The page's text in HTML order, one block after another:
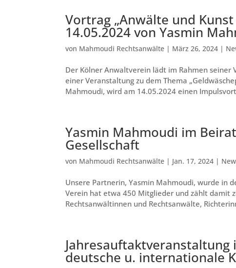
Vortrag „Anwälte und
14.05.2024 von Yasmin
von Mahmoudi Rechtsanwälte | März 26, 2024 |
Der Kölner Anwaltverein lädt im Rahmen seiner
einer Veranstaltung zu dem Thema
Mahmoudi, wird am 14.05.2024 einen
Yasmin Mahmoudi im
Gesellschaft
von Mahmoudi Rechtsanwälte | Jan. 17, 2024 |
Unsere Partnerin, Yasmin Mahmoudi, wurde in
Verein hat etwa 450 Mitglieder und zählt damit
Rechtsanwältinnen und Rechtsanwälte,
deutsche u. internationale